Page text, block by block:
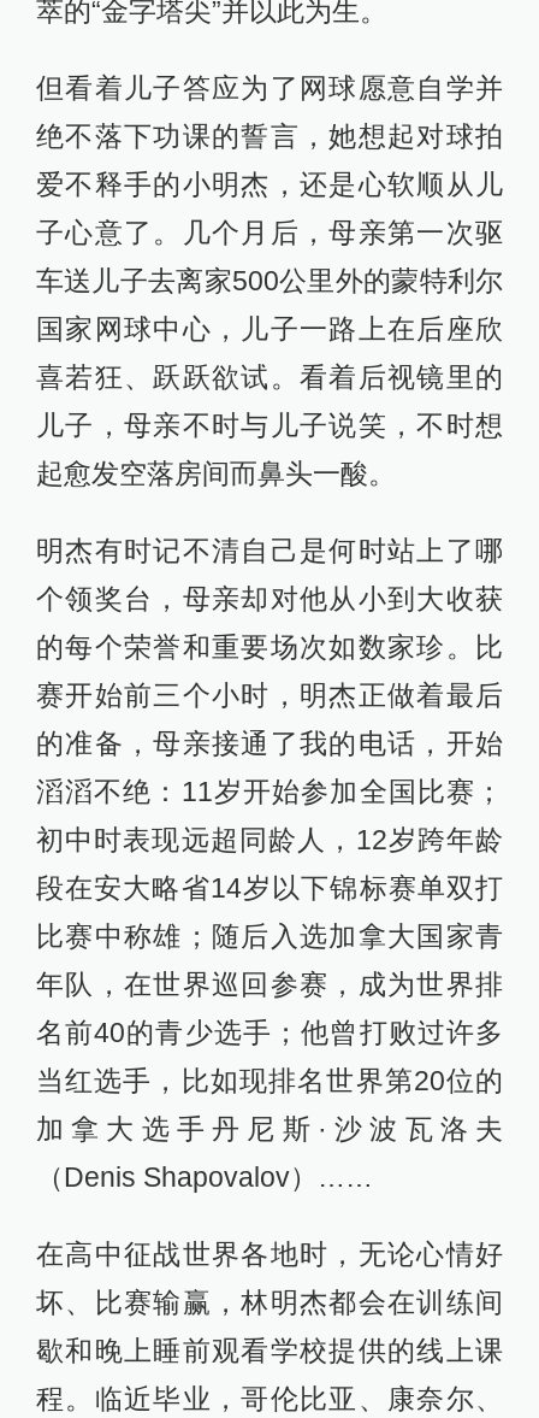
萃的“金字塔尖”并以此为生。
但看着儿子答应为了网球愿意自学并
绝不落下功课的誓言，她想起对球拍
爱不释手的小明杰，还是心软顺从儿
子心意了。几个月后，母亲第一次驱
车送儿子去离家500公里外的蒙特利尔
国家网球中心，儿子一路上在后座欣
喜若狂、跃跃欲试。看着后视镜里的
儿子，母亲不时与儿子说笑，不时想
起愈发空落房间而鼻头一酸。
明杰有时记不清自己是何时站上了哪
个领奖台，母亲却对他从小到大收获
的每个荣誉和重要场次如数家珍。比
赛开始前三个小时，明杰正做着最后
的准备，母亲接通了我的电话，开始
滔滔不绝：11岁开始参加全国比赛；
初中时表现远超同龄人，12岁跨年龄
段在安大略省14岁以下锦标赛单双打
比赛中称雄；随后入选加拿大国家青
年队，在世界巡回参赛，成为世界排
名前40的青少选手；他曾打败过许多
当红选手，比如现排名世界第20位的
加拿大选手丹尼斯·沙波瓦洛夫
（Denis Shapovalov）……
在高中征战世界各地时，无论心情好
坏、比赛输赢，林明杰都会在训练间
歇和晚上睡前观看学校提供的线上课
程。临近毕业，哥伦比亚、康奈尔、